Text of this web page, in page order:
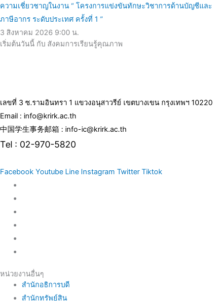
ความเชี่ยวชาญในงาน “ โครงการแข่งขันทักษะวิชาการด้านบัญชีและ
ภาษีอากร ระดับประเทศ ครั้งที่ 1 ”
3 สิงหาคม 2026 9:00 น.
เริ่มต้นวันนี้ กับ สังคมการเรียนรู้คุณภาพ
เลขที่ 3 ซ.รามอินทรา 1 แขวงอนุสาวรีย์ เขตบางเขน กรุงเทพฯ 10220
Email : info@krirk.ac.th
中国学生事务邮箱 : info-ic@krirk.ac.th
Tel : 02-970-5820
Facebook Youtube Line Instagram Twitter Tiktok
หน่วยงานอื่นๆ
สำนักอธิการบดี
สำนักทรัพย์สิน